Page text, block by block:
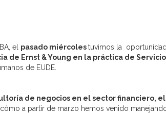
el pasado miércolestuvimos la
de Ernst & Young en la práctica de
de EUDE.
de negocios en el sector financiero,
a partir de marzo hemos venido